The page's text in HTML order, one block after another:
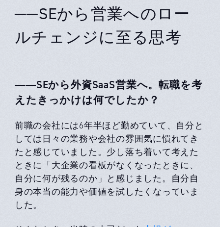
──SEから営業へのロー
ルチェンジに至る思考
――SEから外資SaaS営業へ。転職を考
えたきっかけは何でしたか？
前職の会社には6年半ほど勤めていて、自分と
しては日々の業務や会社の雰囲気に慣れてき
たと感じていました。少し落ち着いて考えた
ときに「大企業の看板がなくなったときに、
自分に何が残るのか」と感じました。自分自
身の本当の能力や価値を試したくなっていま
した。